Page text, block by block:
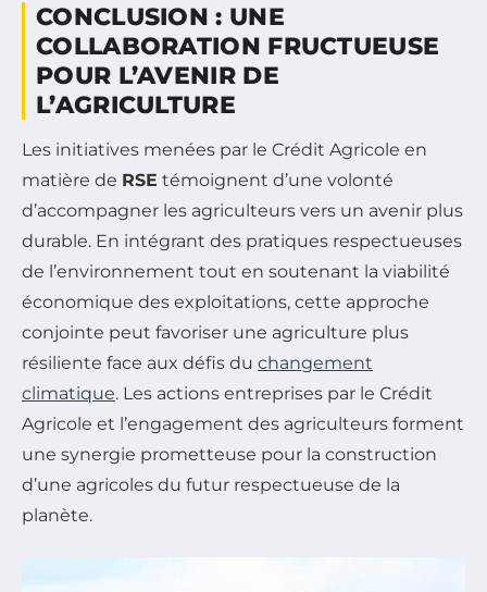
CONCLUSION : UNE
COLLABORATION FRUCTUEUSE
POUR L’AVENIR DE
L’AGRICULTURE
Les initiatives menées par le Crédit Agricole en
matière de RSE témoignent d’une volonté
d’accompagner les agriculteurs vers un avenir plus
durable. En intégrant des pratiques respectueuses
de l’environnement tout en soutenant la viabilité
économique des exploitations, cette approche
conjointe peut favoriser une agriculture plus
résiliente face aux défis du changement
climatique. Les actions entreprises par le Crédit
Agricole et l’engagement des agriculteurs forment
une synergie prometteuse pour la construction
d’une agricoles du futur respectueuse de la
planète.